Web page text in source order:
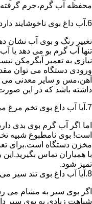
محفظه آب گرم،جرم گرفته
6.آب داغ بوی ناخوشایند دارد
تغییر رنگ و بوی آب نشان
تنها آب گرم بو می دهد یا
نیازی به تعمیر آبگرمکن
ورودی دستگاه می توان
آهن،مس و سایر معدنی می
داشته باشد که در این
7.آیا آب داغ بوی تخم مرغ می دهد؟
اما اگر آب گرم بوی بدی
است! بوی نامطبوع شبیه
مخزن دستگاه است.برای
با همیاران تماس
تمیز شود.
8.آیا آب داغ بوی تند سیر می دهد؟
اگر بوی سیر به مشام می
شباهت زیادی به بوی سیر